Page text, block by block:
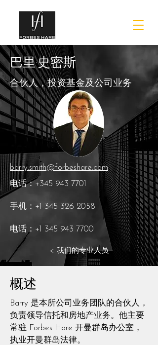
巴里·史密斯
合伙人，投资基金及公司业务
barry.smith@forbeshare.com
电话：+345 943 7701
手机：+1 345 326 2058
电话：+1 345 943 7700
< 我们的专业人员
概述
Barry 是本所公司业务团队的合伙人，
负责领导信托和房地产业务。他主要
常驻 Forbes Hare 开曼群岛办公室，
执业开曼群岛法律。